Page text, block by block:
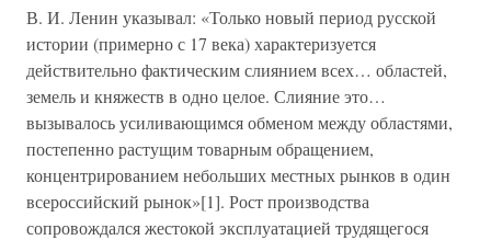
В. И. Ленин указывал: «Только новый период русской
истории (примерно с 17 века) характеризуется
действительно фактическим слиянием всех… областей,
земель и княжеств в одно целое. Слияние это…
вызывалось усиливающимся обменом между областями,
постепенно растущим товарным обращением,
концентрированием небольших местных рынков в один
всероссийский рынок»[1]. Рост производства
сопровождался жестокой эксплуатацией трудящегося